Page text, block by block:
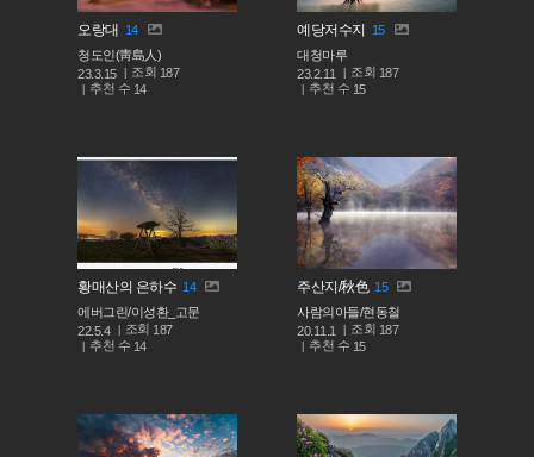
오랑대 14
청도인(靑島人)
23.3.15
조회 187
추천 수 14
예당저수지 15
대청마루
23.2.11
조회 187
추천 수 15
황매산의 은하수 14
에버그린/이성환_고문
22.5.4
조회 187
추천 수 14
주산지/秋色 15
사람의아들/현동철
20.11.1
조회 187
추천 수 15